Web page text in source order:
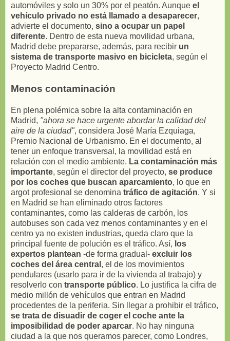
automóviles y solo un 30% por el peatón. Aunque el
vehículo privado no está llamado a desaparecer,
advierte el documento, sino a ocupar un papel
diferente. Dentro de esta nueva movilidad urbana,
Madrid debe prepararse, además, para recibir un
sistema de transporte masivo en bicicleta, según el
Proyecto Madrid Centro.
Menos contaminación
En plena polémica sobre la alta contaminación en
Madrid, "ahora se hace urgente abordar la calidad del
aire de la ciudad", considera José María Ezquiaga,
Premio Nacional de Urbanismo. En el documento, al
tener un enfoque transversal, la movilidad está en
relación con el medio ambiente. La contaminación más
importante, según el director del proyecto, se produce
por los coches que buscan aparcamiento, lo que en
argot profesional se denomina tráfico de agitación. Y si
en Madrid se han eliminado otros factores
contaminantes, como las calderas de carbón, los
autobuses son cada vez menos contaminantes y en el
centro ya no existen industrias, queda claro que la
principal fuente de polución es el tráfico. Así, los
expertos plantean -de forma gradual- excluir los
coches del área central , el de los movimientos
pendulares (usarlo para ir de la vivienda al trabajo) y
resolverlo con transporte público. Lo justifica la cifra de
medio millón de vehículos que entran en Madrid
procedentes de la periferia. Sin llegar a prohibir el tráfico,
se trata de disuadir de coger el coche ante la
imposibilidad de poder aparcar. No hay ninguna
ciudad a la que nos queramos parecer, como Londres,